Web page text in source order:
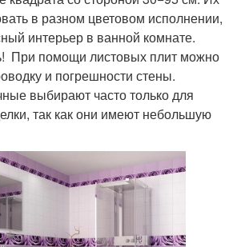
в разном цветовом исполнении,
интерьер в ванной комнате.
При помощи листовых плит можно
и погрешности стены.
выбирают часто только для
так как они имеют небольшую